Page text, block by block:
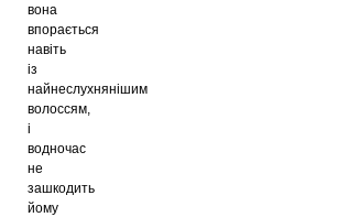
вона
впорається
навіть
із
найнеслухнянішим
волоссям,
і
водночас
не
зашкодить
йому